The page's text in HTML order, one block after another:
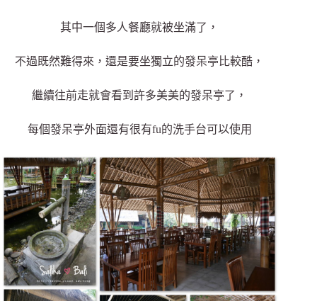
其中一個多人餐廳就被坐滿了，
不過既然難得來，還是要坐獨立的發呆亭比較酷，
繼續往前走就會看到許多美美的發呆亭了，
每個發呆亭外面還有很有fu的洗手台可以使用